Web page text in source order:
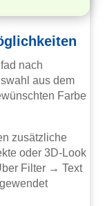
nach
aus dem
Farbe
zusätzliche
oder 3D-Look
Filter → Text